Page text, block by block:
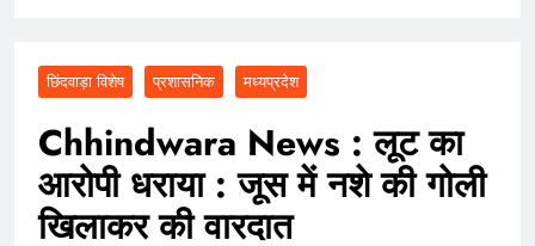
छिंदवाड़ा विशेष प्रशासनिक मध्यप्रदेश
Chhindwara News : लूट का
आरोपी धराया : जूस में नशे की गोली
खिलाकर की वारदात